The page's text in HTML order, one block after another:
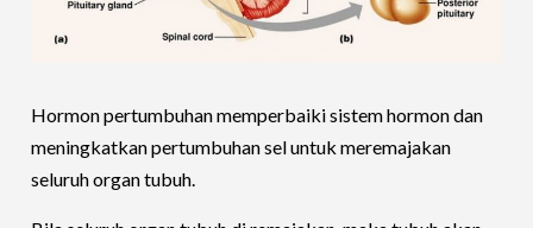
Hormon pertumbuhan memperbaiki sistem hormon dan
meningkatkan pertumbuhan sel untuk meremajakan
seluruh organ tubuh.